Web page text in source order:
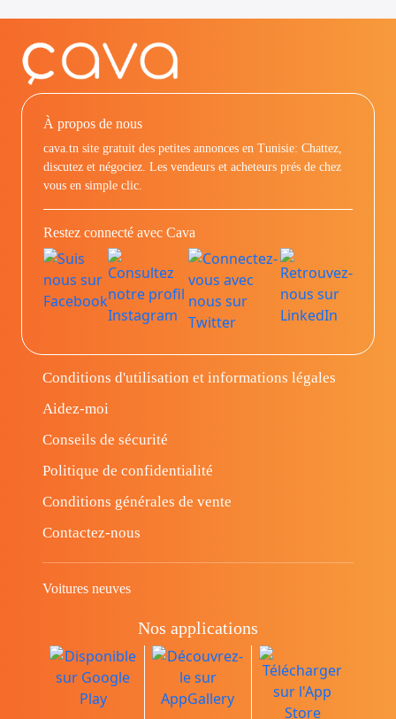
À propos de nous
cava.tn site gratuit des petites annonces en Tunisie: Chattez,
discutez et négociez. Les vendeurs et acheteurs prés de chez
vous en simple clic.
Restez connecté avec Cava
Conditions d'utilisation et informations légales
Aidez-moi
Conseils de sécurité
Politique de confidentialité
Conditions générales de vente
Contactez-nous
Voitures neuves
Nos applications